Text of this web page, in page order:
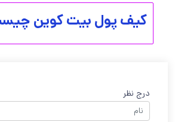
کیف پول بیت کوین
درج نظر